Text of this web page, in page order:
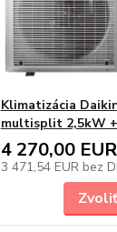
Klimatizácia
multisplit 2,5kW
4 270,00 EUR
3 471,54 EUR bez